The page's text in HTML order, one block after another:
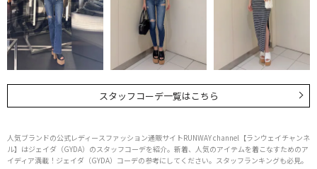
スタッフコーデ一覧はこちら
人気ブランドの公式レディースファッション通販サイトRUNWAY channel【ランウェイチャンネ
ル】はジェイダ（GYDA）のスタッフコーデを紹介。新着、人気のアイテムを着こなすためのア
イディア満載！ジェイダ（GYDA）コーデの参考にしてください。スタッフランキングも必見。